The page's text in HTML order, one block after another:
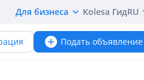
Для бизнеса Kolesa ГидRU
Подать объявление